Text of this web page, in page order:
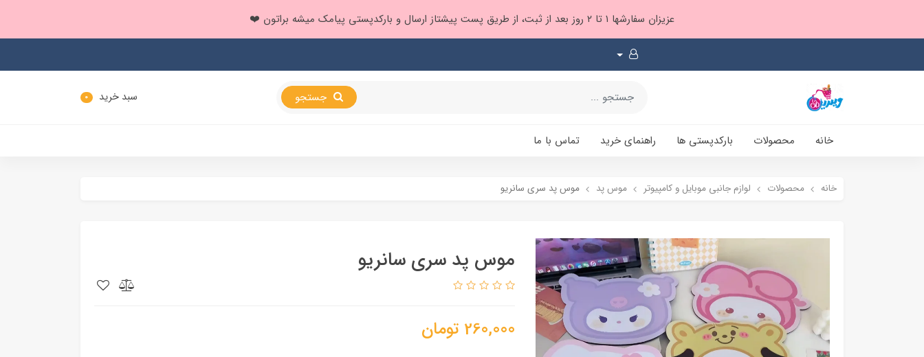
عزیزان سفارشها ۱ تا ۲ روز بعد از ثبت، از طریق پست پیشتاز ارسال و بارکدپستی پیامک میشه براتون ❤️
سبد خرید 0
خانه محصولات بارکدپستی ها راهنمای خرید تماس با ما
خانه محصولات لوازم جانبی موبایل و کامپیوتر موس پد موس پد سری سانریو
موس پد سری سانریو
260,000 تومان